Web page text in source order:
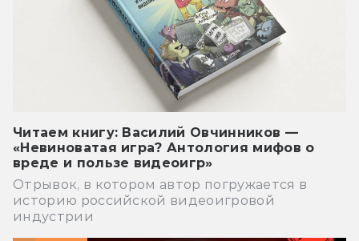
Читаем книгу: Василий Овчинников —
«Невиноватая игра? Антология мифов о
вреде и пользе видеоигр»
Отрывок, в котором автор погружается в
историю российской видеоигровой
индустрии